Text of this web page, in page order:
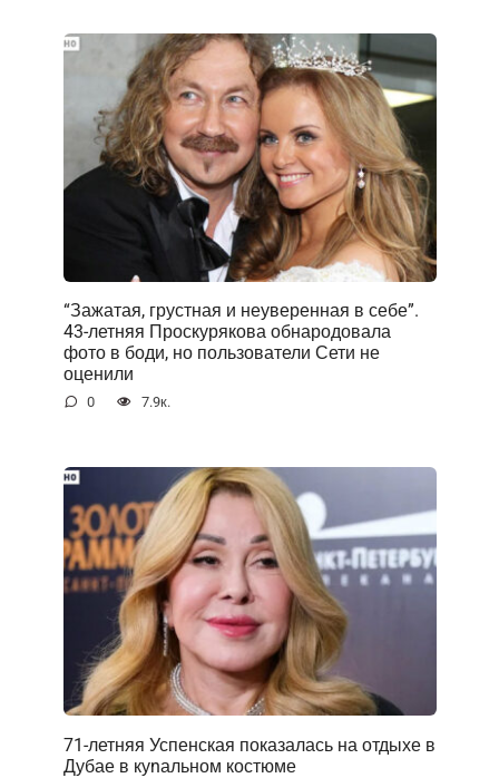
“Зажатая, грустная и неуверенная в себе”.
43-летняя Проскурякова обнародовала
фото в боди, но пользователи Сети не
оценили
0 7.9к.
71-летняя Успенская показалась на отдыхе в
Дубае в куnальном костюме